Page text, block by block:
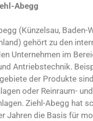
Abegg
(Künzelsau, Baden-
gehört zu den
Unternehmen im
Antriebstechnik.
der Produkte
oder Reinraum- und
Ziehl-Abegg hat
Jahren die Basis für